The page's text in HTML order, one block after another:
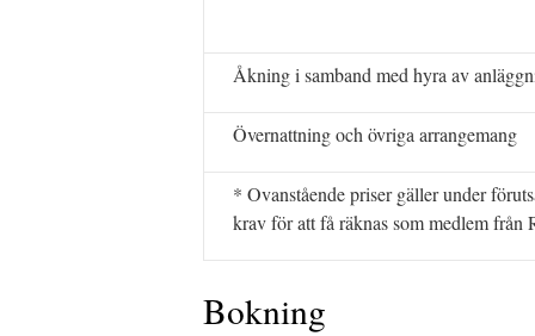
Åkning i samband med hyra av
Övernattning och övriga arrangemang
* Ovanstående priser gäller under
krav för att få räknas som medlem från
Bokning